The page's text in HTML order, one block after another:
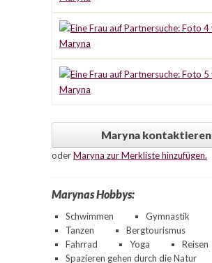
Maryna kontaktieren
oderMaryna zur Merkliste hinzufügen.
Marynas Hobbys:
Schwimmen
Gymnastik
Tanzen
Bergtourismus
Fahrrad
Yoga
Reisen
Spazieren gehen durch die Natur